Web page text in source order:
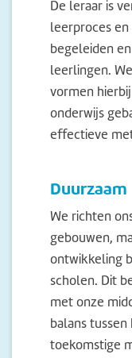
De leraar is
leerproces
begeleiden
leerlingen.
vormen
onderwijs
effectieve
Duurzaam
We richten
gebouwen,
ontwikkeling
scholen. Dit
met onze
balans
toekomstige